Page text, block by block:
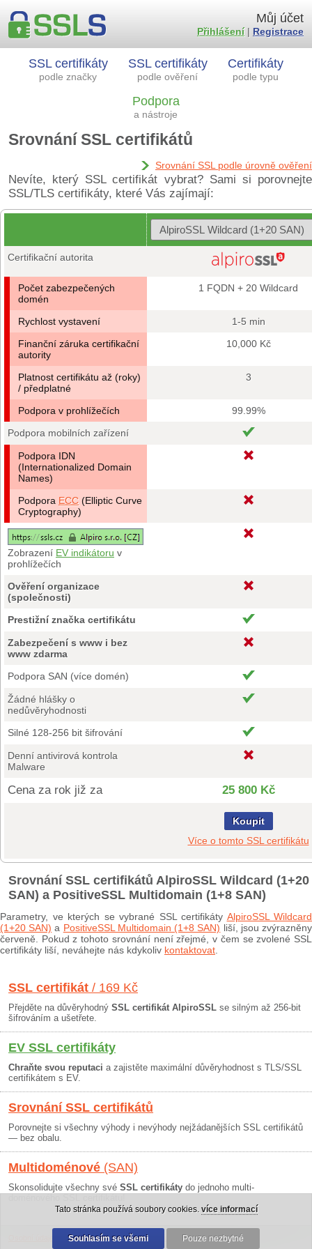
SSL certifikáty
podle značky
SSL certifikáty
podle ověření
Certifikáty
podle typu
Podpora
a nástroje
Můj účet
Přihlášení| Registrace
Srovnání SSL certifikátů
Srovnání SSL podle úrovně ověření
Nevíte, který SSL certifikát vybrat? Sami si porovnejte
SSL/TLS certifikáty, které Vás zajímají:
Certifikační autorita
Počet zabezpečených
domén
1 FQDN + 20 Wildcard
Rychlost vystavení
1-5 min
Finanční záruka certifikační
autority
10,000 Kč
Platnost certifikátu až (roky)
/ předplatné
3
Podpora v prohlížečích
99.99%
Podpora mobilních zařízení
Podpora IDN
(Internationalized Domain
Names)
Podpora ECC (Elliptic Curve
Cryptography)
Zobrazení EV indikátoru v
prohlížečích
Ověření organizace
(společnosti)
Prestižní značka certifikátu
Zabezpečení s www i bez
www zdarma
Podpora SAN (více domén)
Žádné hlášky o
nedůvěryhodnosti
Silné 128-256 bit šifrování
Denní antivirová kontrola
Malware
Cena za rok již za 25 800 Kč
Koupit
Více o tomto SSL certifikátu
Srovnání SSL certifikátů AlpiroSSL Wildcard (1+20
SAN) a PositiveSSL Multidomain (1+8 SAN)
Parametry, ve kterých se vybrané SSL certifikáty AlpiroSSL Wildcard
(1+20 SAN) a PositiveSSL Multidomain (1+8 SAN) liší, jsou zvýrazněny
červeně. Pokud z tohoto srovnání není zřejmé, v čem se zvolené SSL
certifikáty liší, neváhejte nás kdykoliv kontaktovat
SSL certifikát / 169 Kč
Přejděte na důvěryhodný SSL certifikát AlpiroSSL se silným až 256-bit
šifrováním a ušetřete.
EV SSL certifikáty
Chraňte svou reputaci a zajistěte maximální důvěryhodnost s TLS/SSL
certifikátem s EV.
Srovnání SSL certifikátů
Porovnejte si všechny výhody i nevýhody nejžádanějších SSL certifikátů
— bez obalu.
Multidoménové (SAN)
Skonsolidujte všechny své SSL certifikáty do jednoho multi-
Obchodní podmínky|30 dní záruka
Tato stránka používá soubory cookies. více informací
Souhlasím se všemi Pouze nezbytné